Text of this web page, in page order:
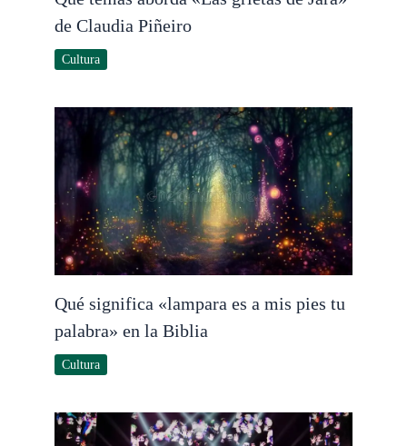
de Claudia Piñeiro
Cultura
Qué significa «lampara es a mis pies tu
palabra» en la Biblia
Cultura